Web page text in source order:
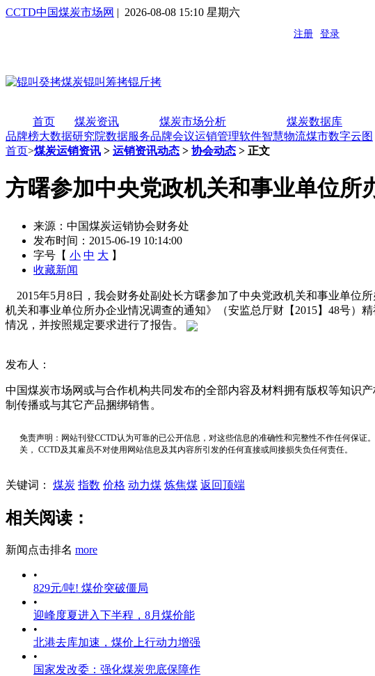
CCTD中国煤炭市场网 | 2026-08-08 15:10 星期六
首页 煤炭资讯 煤炭市场分析 煤炭数据库
品牌榜大数据研究院数据服务品牌会议运销管理软件智慧物流煤市数字云图
首页>煤炭运销资讯 > 运销资讯动态 > 协会动态 > 正文
方曙参加中央党政机关和事业单位所
来源：中国煤炭运销协会财务处
发布时间：2015-06-19 10:14:00
字号【 小 中 大 】
收藏新闻
2015年5月8日，我会财务处副处长方曙参加了中央党政机关和事业单位
机关和事业单位所办企业情况调查的通知》（安监总厅财【2015】48号）
情况，并按照规定要求进行了报告。
发布人：
中国煤炭市场网或与合作机构共同发布的全部内容及材料拥有版权等知识
制传播或与其它产品捆绑销售。
免责声明：网站刊登CCTD认为可靠的已公开信息，对这些信息的准确性和完整性不作任何保
关， CCTD及其雇员不对使用网站信息及其内容所引发的任何直接或间接损失负任何责任。
关键词： 煤炭 指数 价格 动力煤 炼焦煤 返回顶端
相关阅读：
新闻点击排名 more
•
829元/吨! 煤价突破僵局
•
迎峰度夏进入下半程，8月煤价能
•
北港去库加速，煤价上行动力增强
•
国家发改委：强化煤炭兜底保障作